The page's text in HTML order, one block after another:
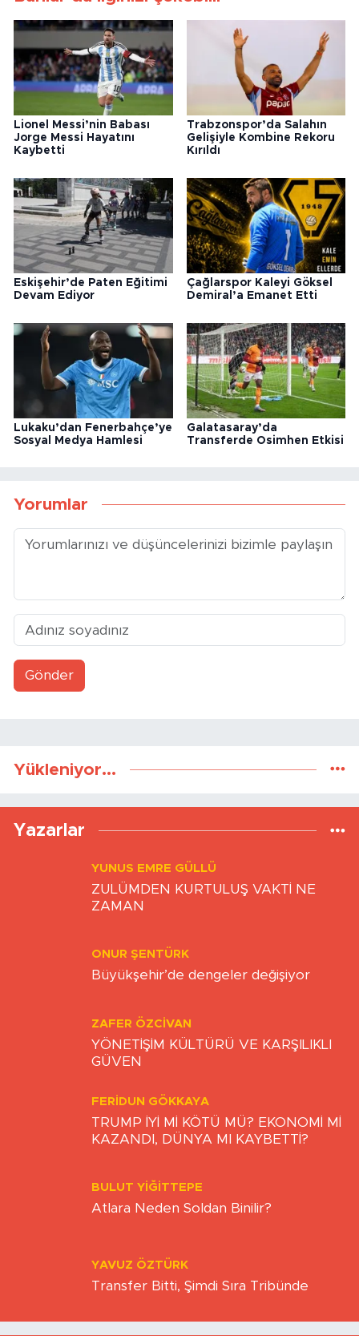
Lionel Messi’nin Babası
Jorge Messi Hayatını
Kaybetti
Trabzonspor’da Salahın
Gelişiyle Kombine Rekoru
Kırıldı
Eskişehir’de Paten Eğitimi
Devam Ediyor
Çağlarspor Kaleyi Göksel
Demiral’a Emanet Etti
Lukaku’dan Fenerbahçe’ye
Sosyal Medya Hamlesi
Galatasaray’da
Transferde Osimhen Etkisi
Yorumlar
Gönder
Yükleniyor...
Yazarlar
YUNUS EMRE GÜLLÜ
ZULÜMDEN KURTULUŞ VAKTİ NE
ZAMAN
ONUR ŞENTÜRK
Büyükşehir’de dengeler değişiyor
ZAFER ÖZCIVAN
YÖNETİŞİM KÜLTÜRÜ VE KARŞILIKLI
GÜVEN
FERIDUN GÖKKAYA
TRUMP İYİ Mİ KÖTÜ MÜ? EKONOMİ Mİ
KAZANDI, DÜNYA MI KAYBETTİ?
BULUT YİĞİTTEPE
Atlara Neden Soldan Binilir?
YAVUZ ÖZTÜRK
Transfer Bitti, Şimdi Sıra Tribünde